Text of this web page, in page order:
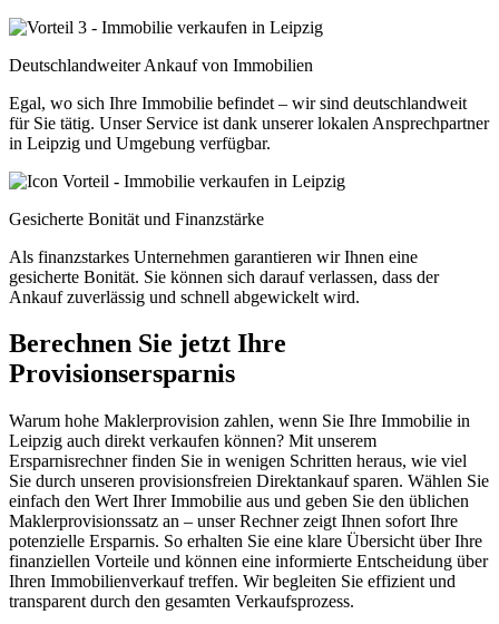
Deutschlandweiter Ankauf von Immobilien
Egal, wo sich Ihre Immobilie befindet – wir sind deutschlandweit
für Sie tätig. Unser Service ist dank unserer lokalen Ansprechpartner
in Leipzig und Umgebung verfügbar.
Gesicherte Bonität und Finanzstärke
Als finanzstarkes Unternehmen garantieren wir Ihnen eine
gesicherte Bonität. Sie können sich darauf verlassen, dass der
Ankauf zuverlässig und schnell abgewickelt wird.
Berechnen Sie jetzt Ihre
Provisionsersparnis
Warum hohe Maklerprovision zahlen, wenn Sie Ihre Immobilie in
Leipzig auch direkt verkaufen können? Mit unserem
Ersparnisrechner finden Sie in wenigen Schritten heraus, wie viel
Sie durch unseren provisionsfreien Direktankauf sparen. Wählen Sie
einfach den Wert Ihrer Immobilie aus und geben Sie den üblichen
Maklerprovisionssatz an – unser Rechner zeigt Ihnen sofort Ihre
potenzielle Ersparnis. So erhalten Sie eine klare Übersicht über Ihre
finanziellen Vorteile und können eine informierte Entscheidung über
Ihren Immobilienverkauf treffen. Wir begleiten Sie effizient und
transparent durch den gesamten Verkaufsprozess.